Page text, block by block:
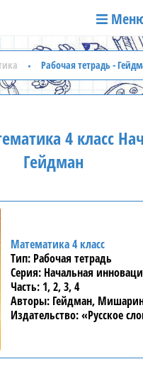
Рабочая тетрадь -
4 класс
Гейдман
Математика 4 класс
Рабочая тетрадь
Начальная
1, 2, 3, 4
Гейдман,
«Русское